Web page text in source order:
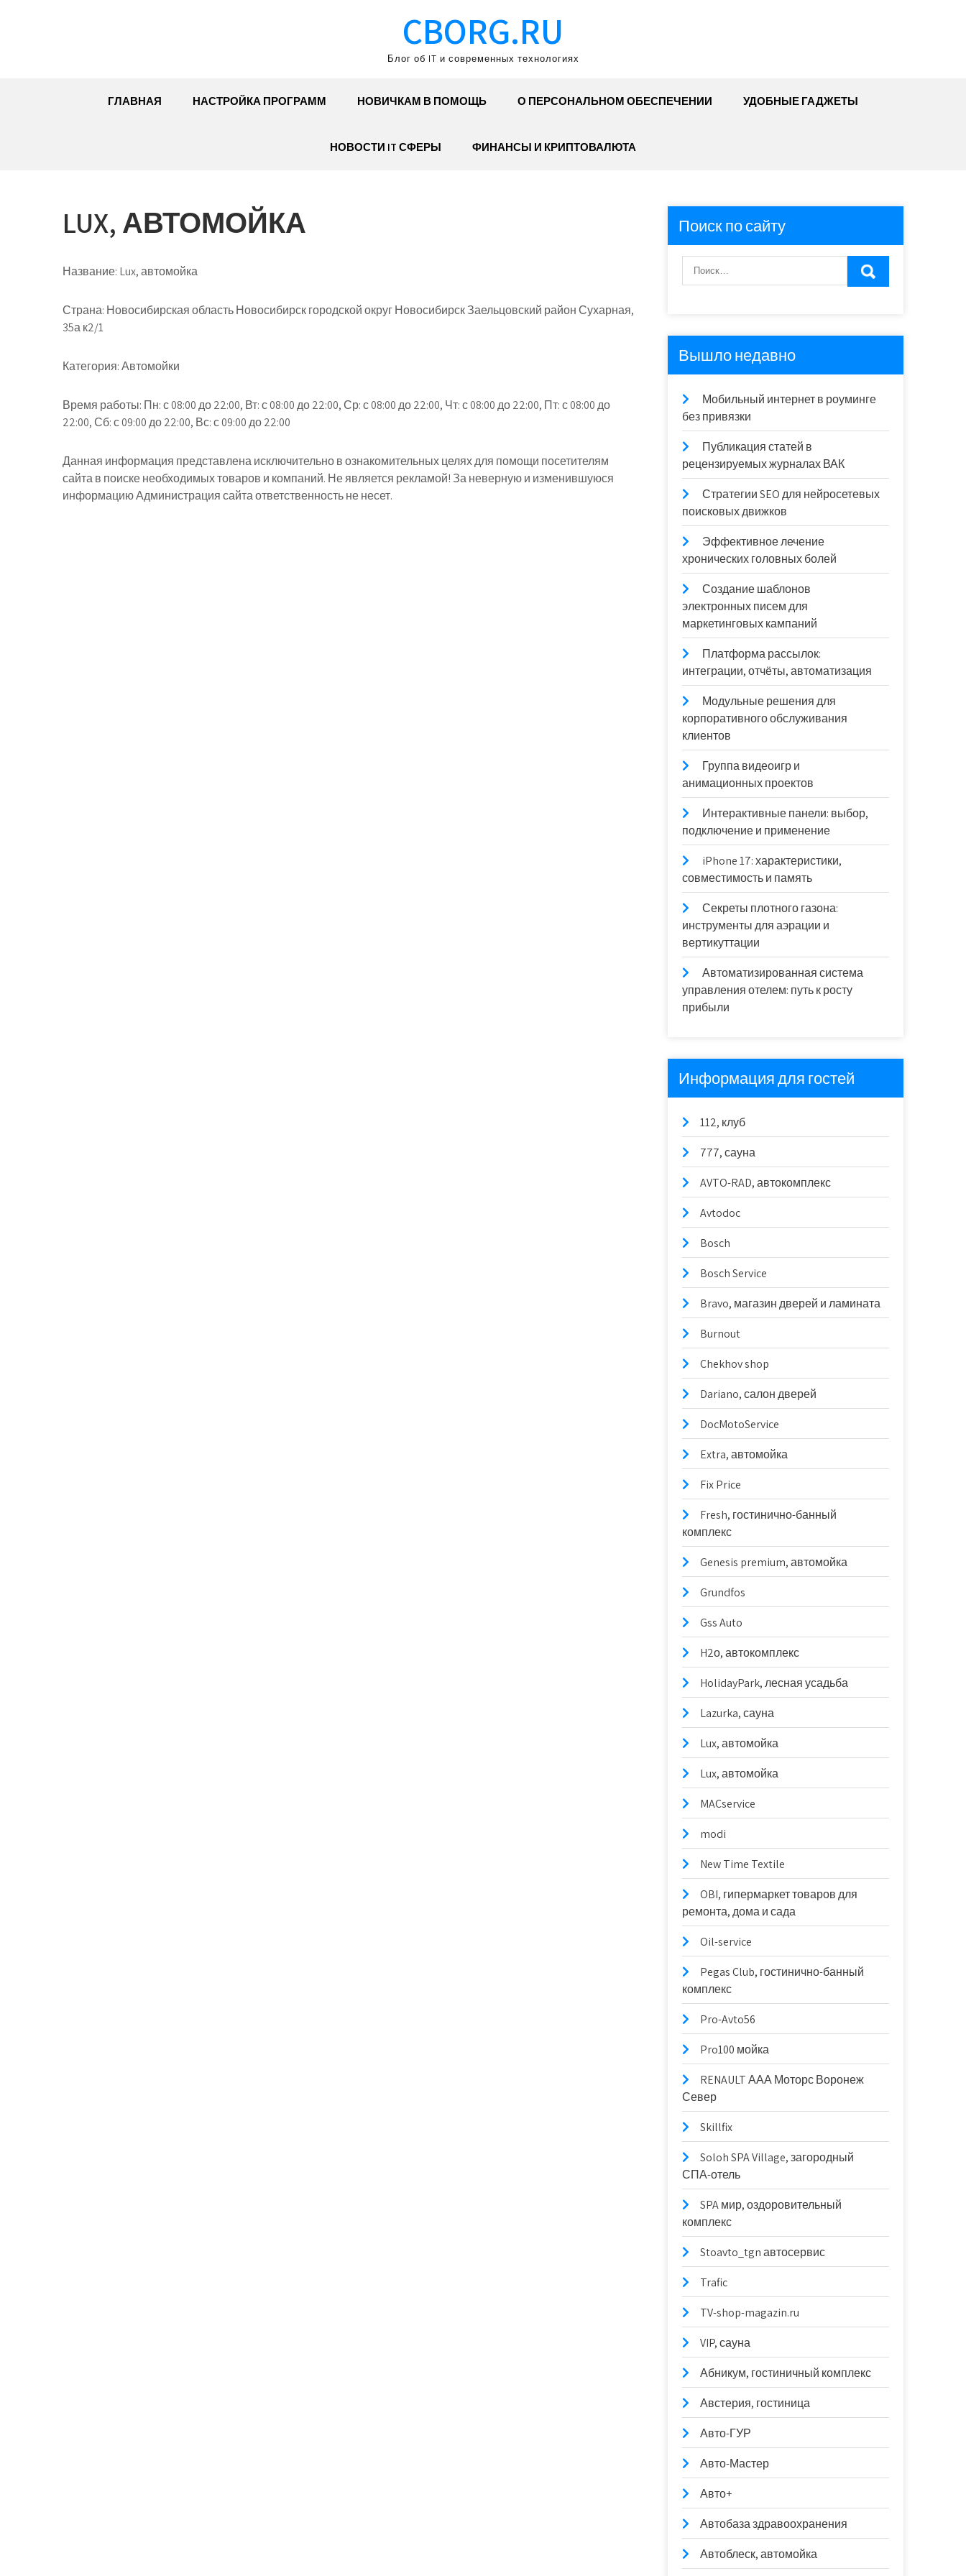
CBORG.RU
Блог об IT и современных технологиях
ГЛАВНАЯ НАСТРОЙКА ПРОГРАММ НОВИЧКАМ В ПОМОЩЬ О ПЕРСОНАЛЬНОМ ОБЕСПЕЧЕНИИ УДОБНЫЕ ГАДЖЕТЫ
НОВОСТИ IT СФЕРЫ ФИНАНСЫ И КРИПТОВАЛЮТА
LUX, АВТОМОЙКА
Название: Lux, автомойка
Страна: Новосибирская область Новосибирск городской округ Новосибирск Заельцовский район Сухарная,
35а к2/1
Категория:Автомойки
Время работы: Пн: с 08:00 до 22:00, Вт: с 08:00 до 22:00, Ср: с 08:00 до 22:00, Чт: с 08:00 до 22:00, Пт: с 08:00 до
22:00, Сб: с 09:00 до 22:00, Вс: с 09:00 до 22:00
Данная информация представлена исключительно в ознакомительных целях для помощи посетителям
сайта в поиске необходимых товаров и компаний. Не является рекламой! За неверную и изменившуюся
информацию Администрация сайта ответственность не несет.
Поиск по сайту
Вышло недавно
Мобильный интернет в роуминге
без привязки
Публикация статей в
рецензируемых журналах ВАК
Стратегии SEO для нейросетевых
поисковых движков
Эффективное лечение
хронических головных болей
Создание шаблонов
электронных писем для
маркетинговых кампаний
Платформа рассылок:
интеграции, отчёты, автоматизация
Модульные решения для
корпоративного обслуживания
клиентов
Группа видеоигр и
анимационных проектов
Интерактивные панели: выбор,
подключение и применение
iPhone 17: характеристики,
совместимость и память
Секреты плотного газона:
инструменты для аэрации и
вертикуттации
Автоматизированная система
управления отелем: путь к росту
прибыли
Информация для гостей
112, клуб
777, сауна
AVTO-RAD, автокомплекс
Avtodoc
Bosch
Bosch Service
Bravo, магазин дверей и ламината
Burnout
Chekhov shop
Dariano, салон дверей
DocMotoService
Extra, автомойка
Fix Price
Fresh, гостинично-банный
комплекс
Genesis premium, автомойка
Grundfos
Gss Auto
H2о, автокомплекс
HolidayPark, лесная усадьба
Lazurka, сауна
Lux, автомойка
Lux, автомойка
MACservice
modi
New Time Textile
OBI, гипермаркет товаров для
ремонта, дома и сада
Oil-service
Pegas Club, гостинично-банный
комплекс
Pro-Avto56
Pro100 мойка
RENAULT ААА Моторс Воронеж
Север
Skillfix
Soloh SPA Village, загородный
СПА-отель
SPA мир, оздоровительный
комплекс
Stoavto_tgn автосервис
Trafic
TV-shop-magazin.ru
VIP, сауна
Абникум, гостиничный комплекс
Австерия, гостиница
Авто-ГУР
Авто-Мастер
Авто+
Автобаза здравоохранения
Автоблеск, автомойка